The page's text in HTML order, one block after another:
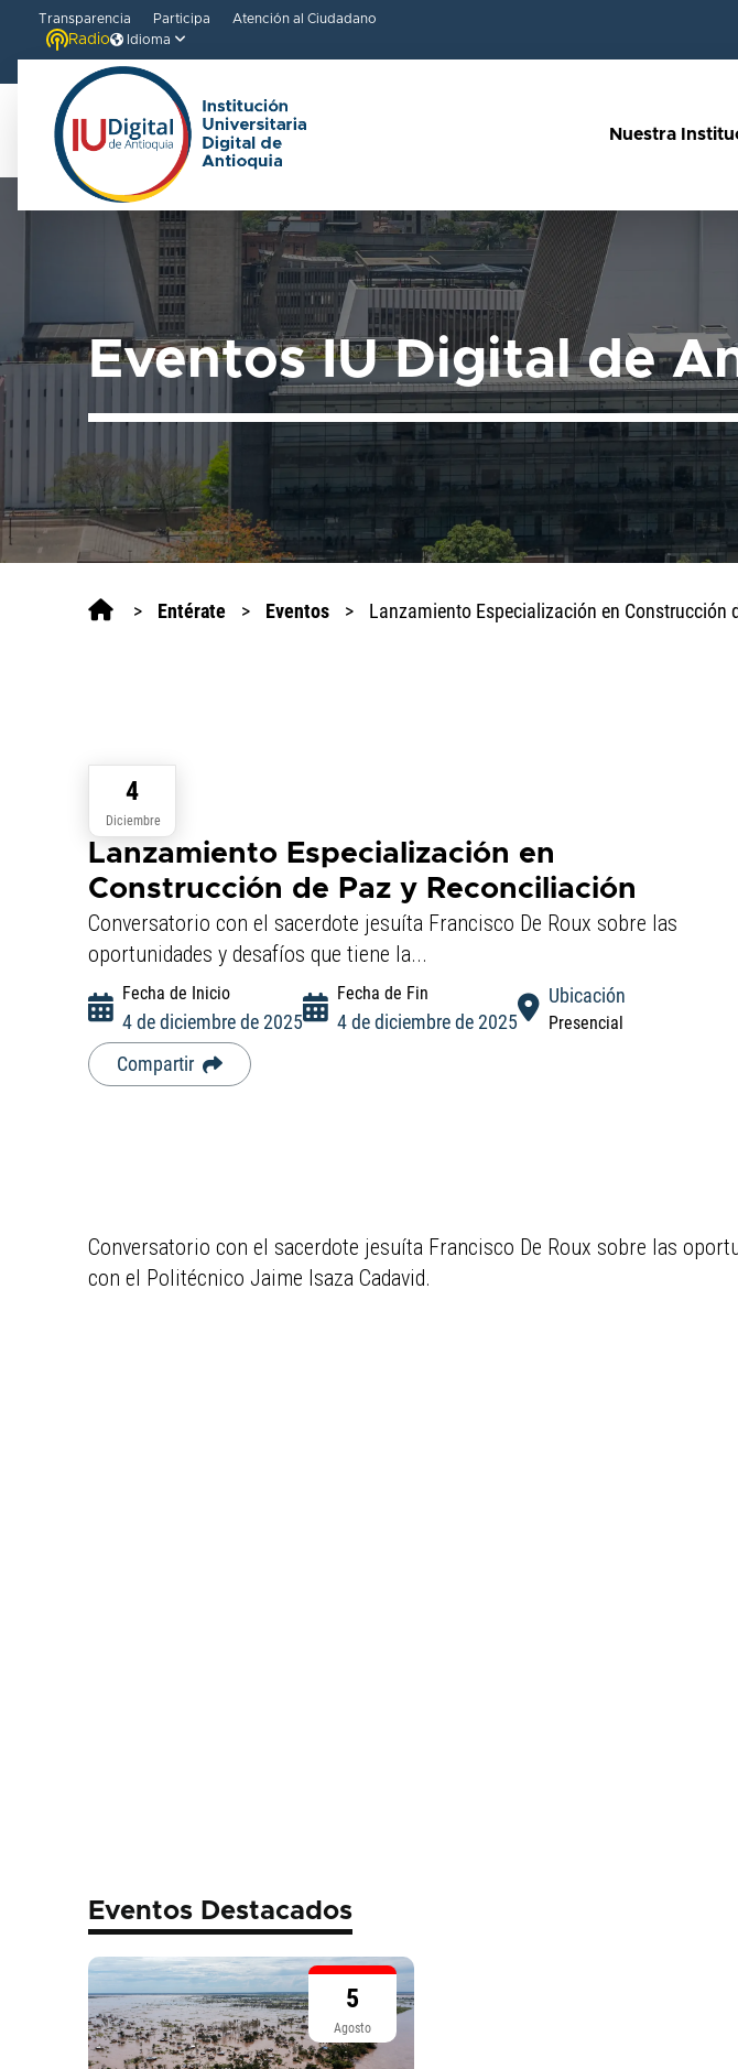
Transparencia Participa Atención al Ciudadano
Radio Idioma
Nuestra
Eventos IU Digital de
> Entérate > Eventos > Lanzamiento Especialización en Construcción
4
Diciembre
Lanzamiento Especialización en
Construcción de Paz y Reconciliación
Conversatorio con el sacerdote jesuíta Francisco De Roux sobre las
oportunidades y desafíos que tiene la...
Fecha de Inicio
4 de diciembre de 2025
Fecha de Fin
4 de diciembre de 2025
Ubicación
Presencial
Compartir
Conversatorio con el sacerdote jesuíta Francisco De Roux sobre las
con el Politécnico Jaime Isaza Cadavid.
Eventos Destacados
5
Agosto